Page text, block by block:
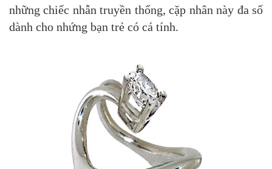
những chiếc nhẫn truyền thống, cặp nhân này đa số
dành cho nhứng bạn trẻ có cá tính.